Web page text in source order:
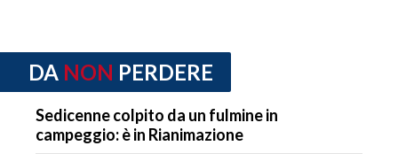
DA NON PERDERE
Sedicenne colpito da un fulmine in
campeggio: è in Rianimazione